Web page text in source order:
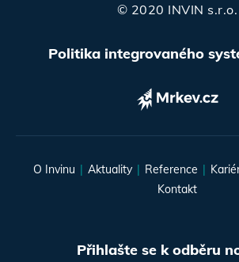
© 2020 INVIN s.r.o.
Politika integrovaného
O Invinu Aktuality Reference
Kontakt
Přihlašte se k odběru